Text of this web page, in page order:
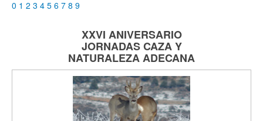
0 1 2 3 4 5 6 7 8 9
XXVI ANIVERSARIO
JORNADASCAZA Y
NATURALEZAADECANA